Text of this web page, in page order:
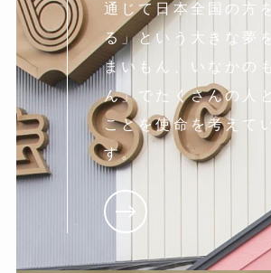
通じて日本全国の方
る」という大きな夢
まいもん、いなかの
ん」でたくさんの人
ことを使命を考えて
す。